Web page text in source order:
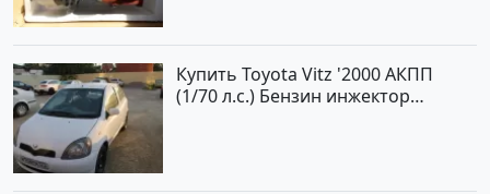
Купить Toyota Vitz '2000 АКПП
(1/70 л.с.) Бензин инжектор